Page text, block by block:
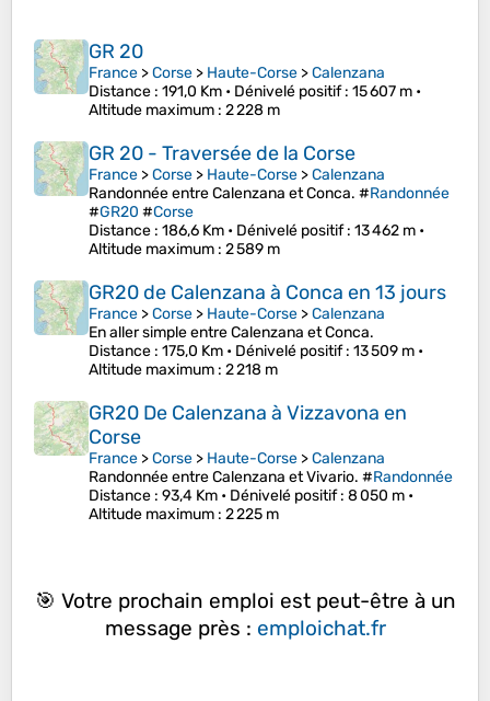
GR 20
France >Corse > Haute-Corse >Calenzana
Distance : 191,0 Km • Dénivelé positif: 15 607 m •
Altitude maximum : 2 228 m
GR 20 - Traversée de la Corse
France >Corse > Haute-Corse >Calenzana
Randonnée entre Calenzana et Conca. #Randonnée
#GR20 #Corse
Distance : 186,6 Km • Dénivelé positif: 13 462 m •
Altitude maximum : 2 589 m
GR20 de Calenzana à Conca en 13 jours
France >Corse > Haute-Corse >Calenzana
En aller simple entre Calenzana et Conca.
Distance : 175,0 Km • Dénivelé positif: 13 509 m •
Altitude maximum : 2 218 m
GR20 De Calenzana à Vizzavona en
Corse
France >Corse > Haute-Corse >Calenzana
Randonnée entre Calenzana et Vivario. #Randonnée
Distance : 93,4 Km • Dénivelé positif: 8 050 m •
Altitude maximum : 2 225 m
🎯 Votre prochain emploi est peut-être à un
message près : emploichat.fr